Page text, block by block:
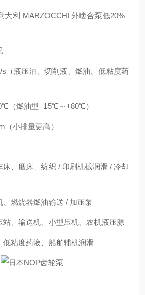
大利 MARZOCCHI 外啮合泵低20%–
s（液压油、切削液、燃油、低粘度药
（燃油型−15℃～+80℃）
（小排量更高）
、磨床、纺织 / 印刷机械润滑 / 冷却
燃烧器燃油输送 / 加压泵
站、输送机、小型压机、农机液压源
粘度药液、船舶辅机润滑